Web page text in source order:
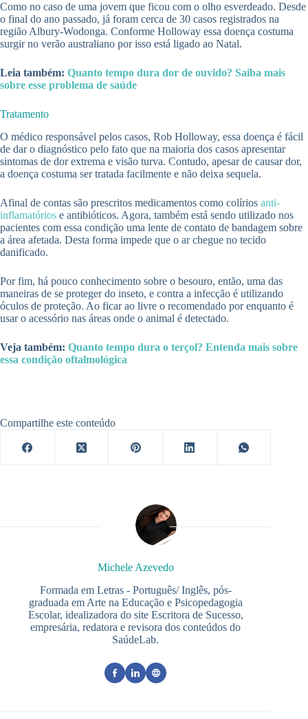
Como no caso de uma jovem que ficou com o olho esverdeado. Desde
o final do ano passado, já foram cerca de 30 casos registrados na
região Albury-Wodonga. Conforme Holloway essa doença costuma
surgir no verão australiano por isso está ligado ao Natal.
Leia também: Quanto tempo dura dor de ouvido? Saiba mais
sobre esse problema de saúde
Tratamento
O médico responsável pelos casos, Rob Holloway, essa doença é fácil
de dar o diagnóstico pelo fato que na maioria dos casos apresentar
sintomas de dor extrema e visão turva. Contudo, apesar de causar dor,
a doença costuma ser tratada facilmente e não deixa sequela.
Afinal de contas são prescritos medicamentos como colírios anti-
inflamatórios e antibióticos. Agora, também está sendo utilizado nos
pacientes com essa condição uma lente de contato de bandagem sobre
a área afetada. Desta forma impede que o ar chegue no tecido
danificado.
Por fim, há pouco conhecimento sobre o besouro, então, uma das
maneiras de se proteger do inseto, e contra a infecção é utilizando
óculos de proteção. Ao ficar ao livre o recomendado por enquanto é
usar o acessório nas áreas onde o animal é detectado.
Veja também: Quanto tempo dura o terçol? Entenda mais sobre
essa condição oftalmológica
Compartilhe este conteúdo
Michele Azevedo
Formada em Letras - Português/ Inglês, pós-
graduada em Arte na Educação e Psicopedagogia
Escolar, idealizadora do site Escritora de Sucesso,
empresária, redatora e revisora dos conteúdos do
SaúdeLab.